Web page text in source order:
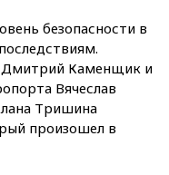
безопасности в
Дмитрий Каменщик и
Вячеслав
Тришина
произошел в